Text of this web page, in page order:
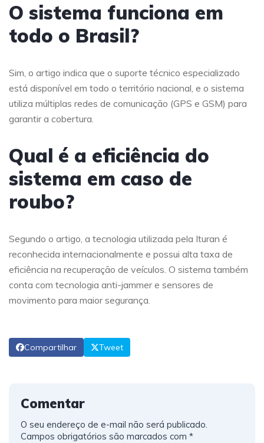
O sistema funciona em
todo o Brasil?
Sim, o artigo indica que o suporte técnico especializado
está disponível em todo o território nacional, e o sistema
utiliza múltiplas redes de comunicação (GPS e GSM) para
garantir a cobertura.
Qual é a eficiência do
sistema em caso de
roubo?
Segundo o artigo, a tecnologia utilizada pela Ituran é
reconhecida internacionalmente e possui alta taxa de
eficiência na recuperação de veículos. O sistema também
conta com tecnologia anti-jammer e sensores de
movimento para maior segurança.
Compartilhar Tweet
Comentar
O seu endereço de e-mail não será publicado.
Campos obrigatórios são marcados com *